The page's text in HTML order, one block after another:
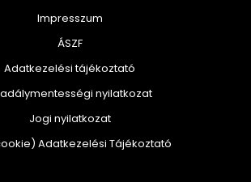
Impresszum
ÁSZF
Adatkezelési tájékoztató
nyilatkozat
Jogi nyilatkozat
Adatkezelési Tájékoztató